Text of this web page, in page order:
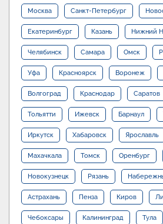
Москва Санкт-Петербург
Екатеринбург Казань Нижний
Челябинск Самара Омск
Уфа Красноярск Воронеж
Волгоград Краснодар Саратов
Тольятти Ижевск Барнаул
Иркутск Хабаровск Ярославль
Махачкала Томск Оренбург
Новокузнецк Рязань
Астрахань Пенза Киров
Чебоксары Калининград Тула